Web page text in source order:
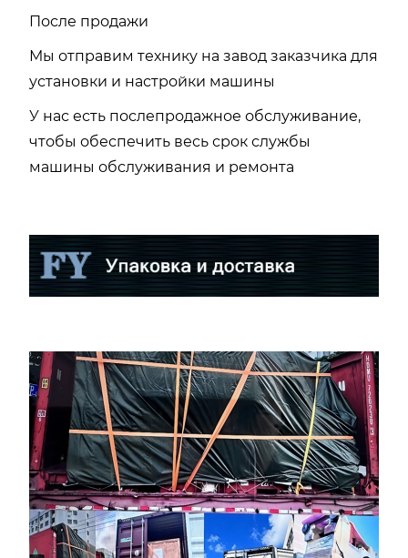
После продажи
Мы отправим технику на завод заказчика для
установки и настройки машины
У нас есть послепродажное обслуживание,
чтобы обеспечить весь срок службы
машины обслуживания и ремонта